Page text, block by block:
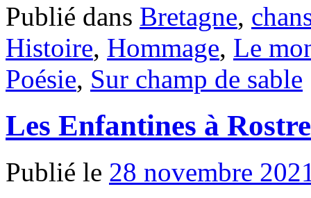
Publié dans Bretagne,
Histoire, Hommage, Le
Poésie, Sur champ de sable
Les Enfantines à
Publié le 28 novembre